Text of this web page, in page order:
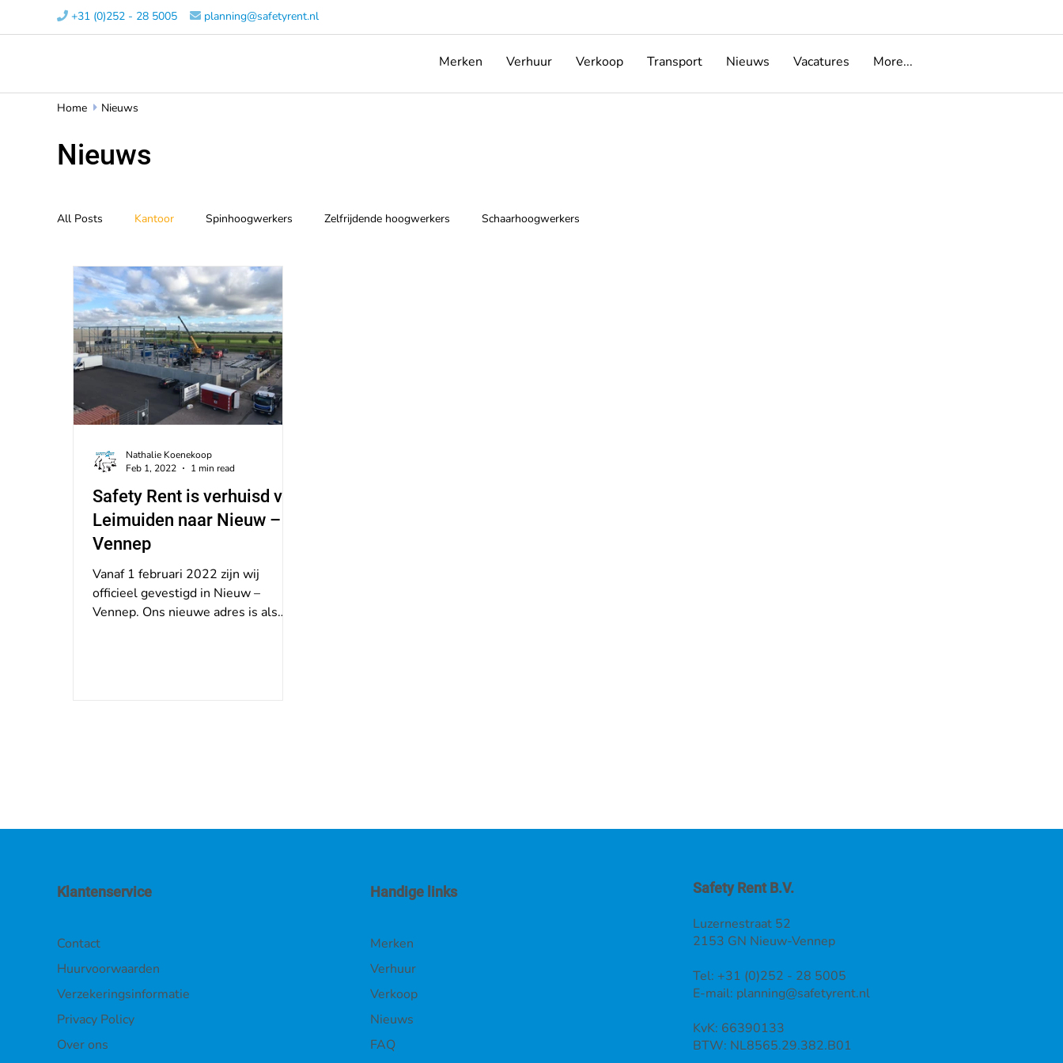
 +31 (0)252 - 28 5005​  planning@safetyrent.nl
Merken Verhuur Verkoop Transport Nieuws Vacatures More...
All Posts Kantoor Spinhoogwerkers Zelfrijdende hoogwerkers Schaarhoogwerkers
Safety Rent is verhuisd van
Leimuiden naar Nieuw –
Vennep
Vanaf 1 februari 2022 zijn wij
officieel gevestigd in Nieuw –
Vennep. Ons nieuwe adres is als
Nathalie Koenekoop
Feb 1, 2022
1 min read
Nieuws
Home  Nieuws
Safety Rent B.V.
Luzernestraat 52
2153 GN Nieuw-Vennep
Tel: +31 (0)252 - 28 5005
E-mail: planning@safetyrent.nl
KvK: 66390133
BTW: NL8565.29.382.B01
Klantenservice
Contact
Huurvoorwaarden
Verzekeringsinformatie
Privacy Policy
Over ons
Handige links
Merken
Verhuur
Verkoop
Nieuws
FAQ